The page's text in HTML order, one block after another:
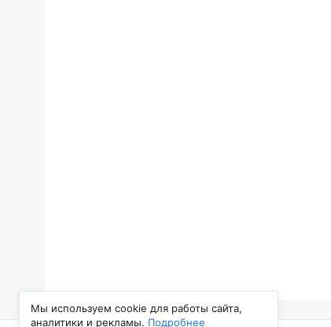
Мы используем cookie для работы сайта,
аналитики и рекламы. Подробнее